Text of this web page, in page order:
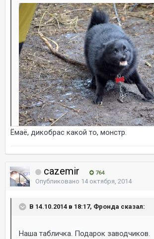
Ёмаё, дикобрас какой то, монстр.
cazemir 764
Опубликовано 14 октября, 2014
В 14.10.2014 в 18:17, Фронда сказал:
Наша табличка. Подарок заводчиков.